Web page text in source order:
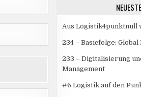
Aus Logistik4punktnull
234 – Basicfolge:
233 – Digitalisierung
Management
#6 Logistik auf den